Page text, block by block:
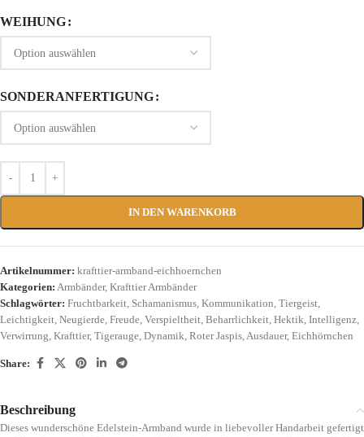
WEIHUNG
SONDERANFERTIGUNG
IN DEN WARENKORB
Artikelnummer: krafttier-armband-eichhoernchen
Kategorien: Armbänder, Krafttier Armbänder
Schlagwörter: Fruchtbarkeit, Schamanismus, Kommunikation, Tiergeist,
Leichtigkeit, Neugierde, Freude, Verspieltheit, Beharrlichkeit, Hektik, Intelligenz,
Verwirrung, Krafttier, Tigerauge, Dynamik, Roter Jaspis,Ausdauer, Eichhörnchen
Share:
Beschreibung
Dieses wunderschöne Edelstein-Armband wurde in liebevoller Handarbeit gefertigt